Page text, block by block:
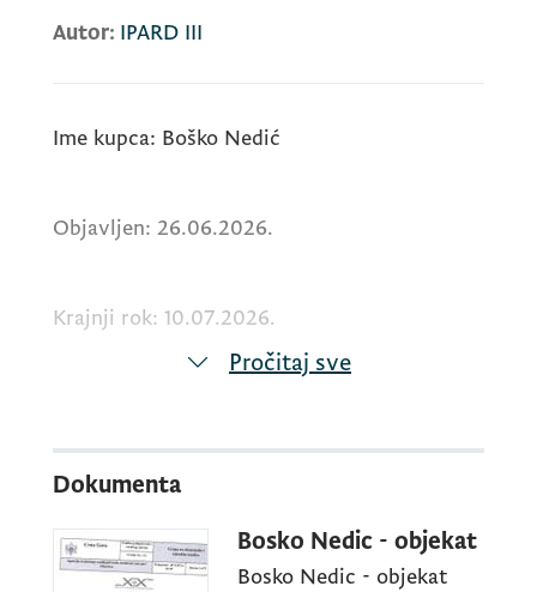
Autor: IPARD III
Ime kupca: Boško Nedić
Objavljen: 26.06.2026.
Krajnji rok: 10.07.2026.
Datum i vrijeme otvaranja ponuda: petak
17..07.2026 u 13:00 h
Pročitaj sve
Dokumenta
Bosko Nedic - objekat
Bosko Nedic - objekat